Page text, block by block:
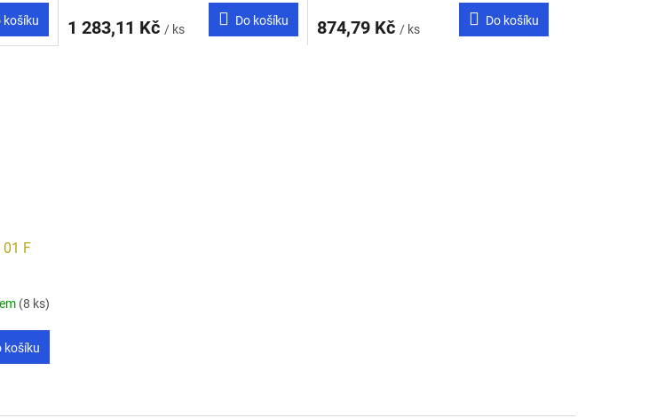
košíku 1 283,11 Kč / ks
Do košíku 874,79 Kč / ks
Do košíku
01 F
(8 ks)
košíku
v